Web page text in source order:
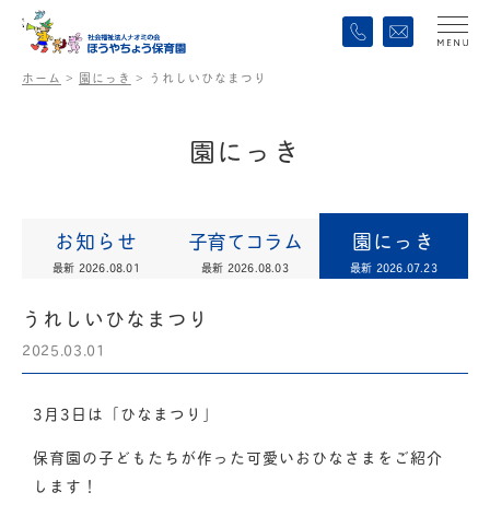
ホーム > 園にっき > うれしいひなまつり
園に っ き
お知らせ
最新 2026.08.01
子育てコラム
最新 2026.08.03
園にっき
最新 2026.07.23
うれしいひなまつり
2025.03.01
3月3日は「ひなまつり」
保育園の子どもたちが作った可愛いおひなさまをご紹介
します！